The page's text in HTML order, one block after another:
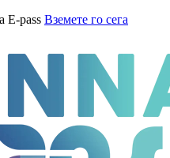
E-pass Вземете го сега